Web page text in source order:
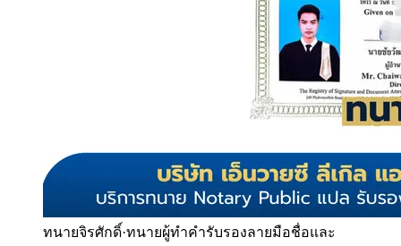
ทนายจิรศักดิ์·ทนายผู้ทำคำรับรองลายมือชื่อและ